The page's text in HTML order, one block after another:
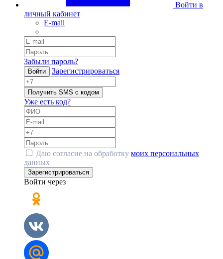
Войти в
личный кабинет
E-mail
Забыли пароль?
Войти Зарегистрироваться
Получить SMS с кодом
Уже есть код?
Даю согласие на обработку моих персональных
данных
Зарегистрироваться
Войти через